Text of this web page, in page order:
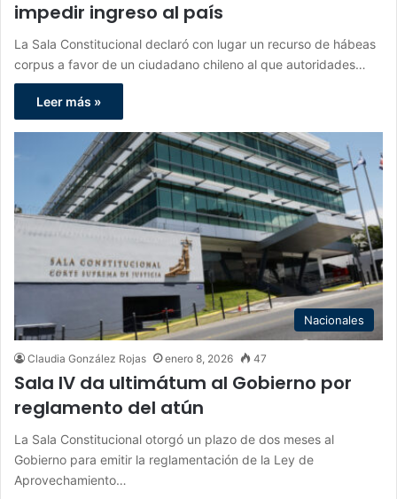
impedir ingreso al país
La Sala Constitucional declaró con lugar un recurso de hábeas
corpus a favor de un ciudadano chileno al que autoridades…
Leer más »
Nacionales
Claudia González Rojas enero 8, 2026 47
Sala IV da ultimátum al Gobierno por
reglamento del atún
La Sala Constitucional otorgó un plazo de dos meses al
Gobierno para emitir la reglamentación de la Ley de
Aprovechamiento…